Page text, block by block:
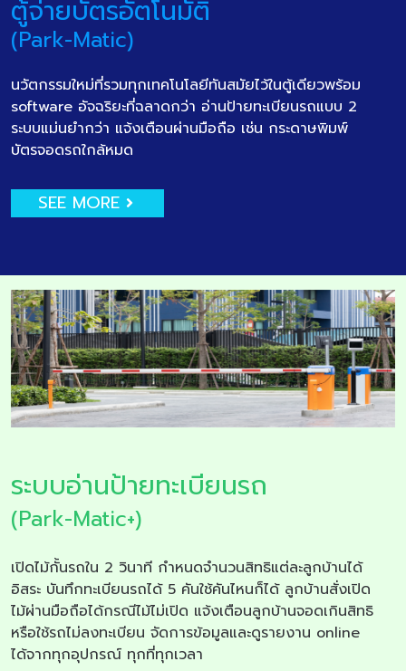
ตู้จ่ายบัตรอัตโนมัติ
(Park-Matic)
นวัตกรรมใหม่ที่รวมทุกเทคโนโลยีทันสมัยไว้ในตู้เดียวพร้อม
software อัจฉริยะที่ฉลาดกว่า อ่านป้ายทะเบียนรถแบบ 2
ระบบแม่นยำกว่า แจ้งเตือนผ่านมือถือ เช่น กระดาษพิมพ์
บัตรจอดรถใกล้หมด
SEE MORE
ระบบอ่านป้ายทะเบียนรถ
(Park-Matic+)
เปิดไม้กั้นรถใน 2 วินาที กำหนดจำนวนสิทธิแต่ละลูกบ้านได้
อิสระ บันทึกทะเบียนรถได้ 5 คันใช้คันไหนก็ได้ ลูกบ้านสั่งเปิด
ไม้ผ่านมือถือได้กรณีไม้ไม่เปิด แจ้งเตือนลูกบ้านจอดเกินสิทธิ
หรือใช้รถไม่ลงทะเบียน จัดการข้อมูลและดูรายงาน online
ได้จากทุกอุปกรณ์ ทุกที่ทุกเวลา